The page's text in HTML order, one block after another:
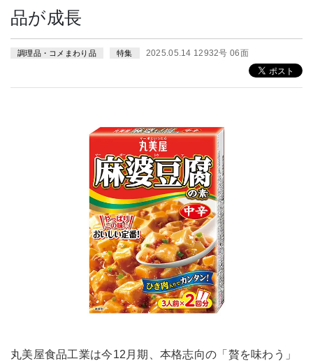
品が成長
調理品・コメまわり品 特集 2025.05.14 12932号 06面
丸美屋食品工業は今12月期、本格志向の「贅を味わう」